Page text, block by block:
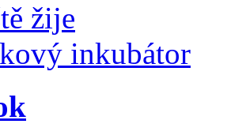
žije
inkubátor